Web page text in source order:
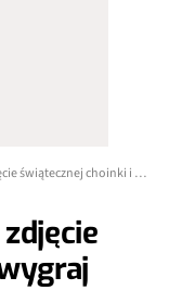
Orange dla firm: zrób zdjęcie świątecznej choinki i wygraj smartfon